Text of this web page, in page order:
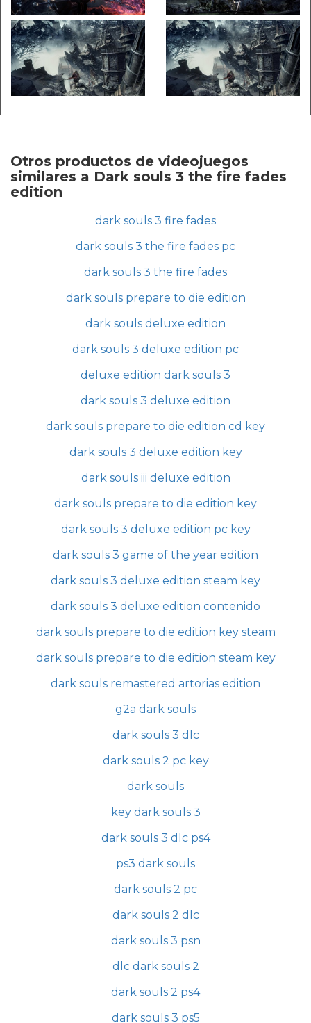
Otros productos de videojuegos
similares a Dark souls 3 the fire fades
edition
dark souls 3 fire fades
dark souls 3 the fire fades pc
dark souls 3 the fire fades
dark souls prepare to die edition
dark souls deluxe edition
dark souls 3 deluxe edition pc
deluxe edition dark souls 3
dark souls 3 deluxe edition
dark souls prepare to die edition cd key
dark souls 3 deluxe edition key
dark souls iii deluxe edition
dark souls prepare to die edition key
dark souls 3 deluxe edition pc key
dark souls 3 game of the year edition
dark souls 3 deluxe edition steam key
dark souls 3 deluxe edition contenido
dark souls prepare to die edition key steam
dark souls prepare to die edition steam key
dark souls remastered artorias edition
g2a dark souls
dark souls 3 dlc
dark souls 2 pc key
dark souls
key dark souls 3
dark souls 3 dlc ps4
ps3 dark souls
dark souls 2 pc
dark souls 2 dlc
dark souls 3 psn
dlc dark souls 2
dark souls 2 ps4
dark souls 3 ps5